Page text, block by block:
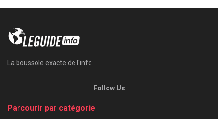
La boussole exacte de l'info
Follow Us
Parcourir par catégorie